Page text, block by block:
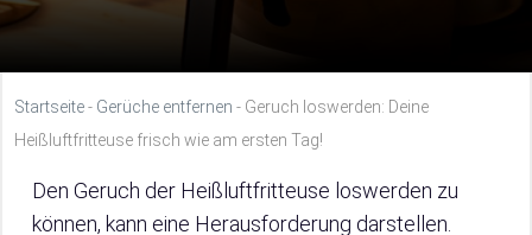
Startseite- Gerüche entfernen - Geruch loswerden: Deine
Heißluftfritteuse frisch wie am ersten Tag!
Den Geruch der Heißluftfritteuse loswerden zu
können, kann eine Herausforderung darstellen.